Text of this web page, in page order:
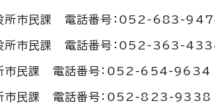
所市民課 電話番号：052-683-
所市民課 電話番号：052-363-
市民課 電話番号：052-654-9634
市民課 電話番号：052-823-9338